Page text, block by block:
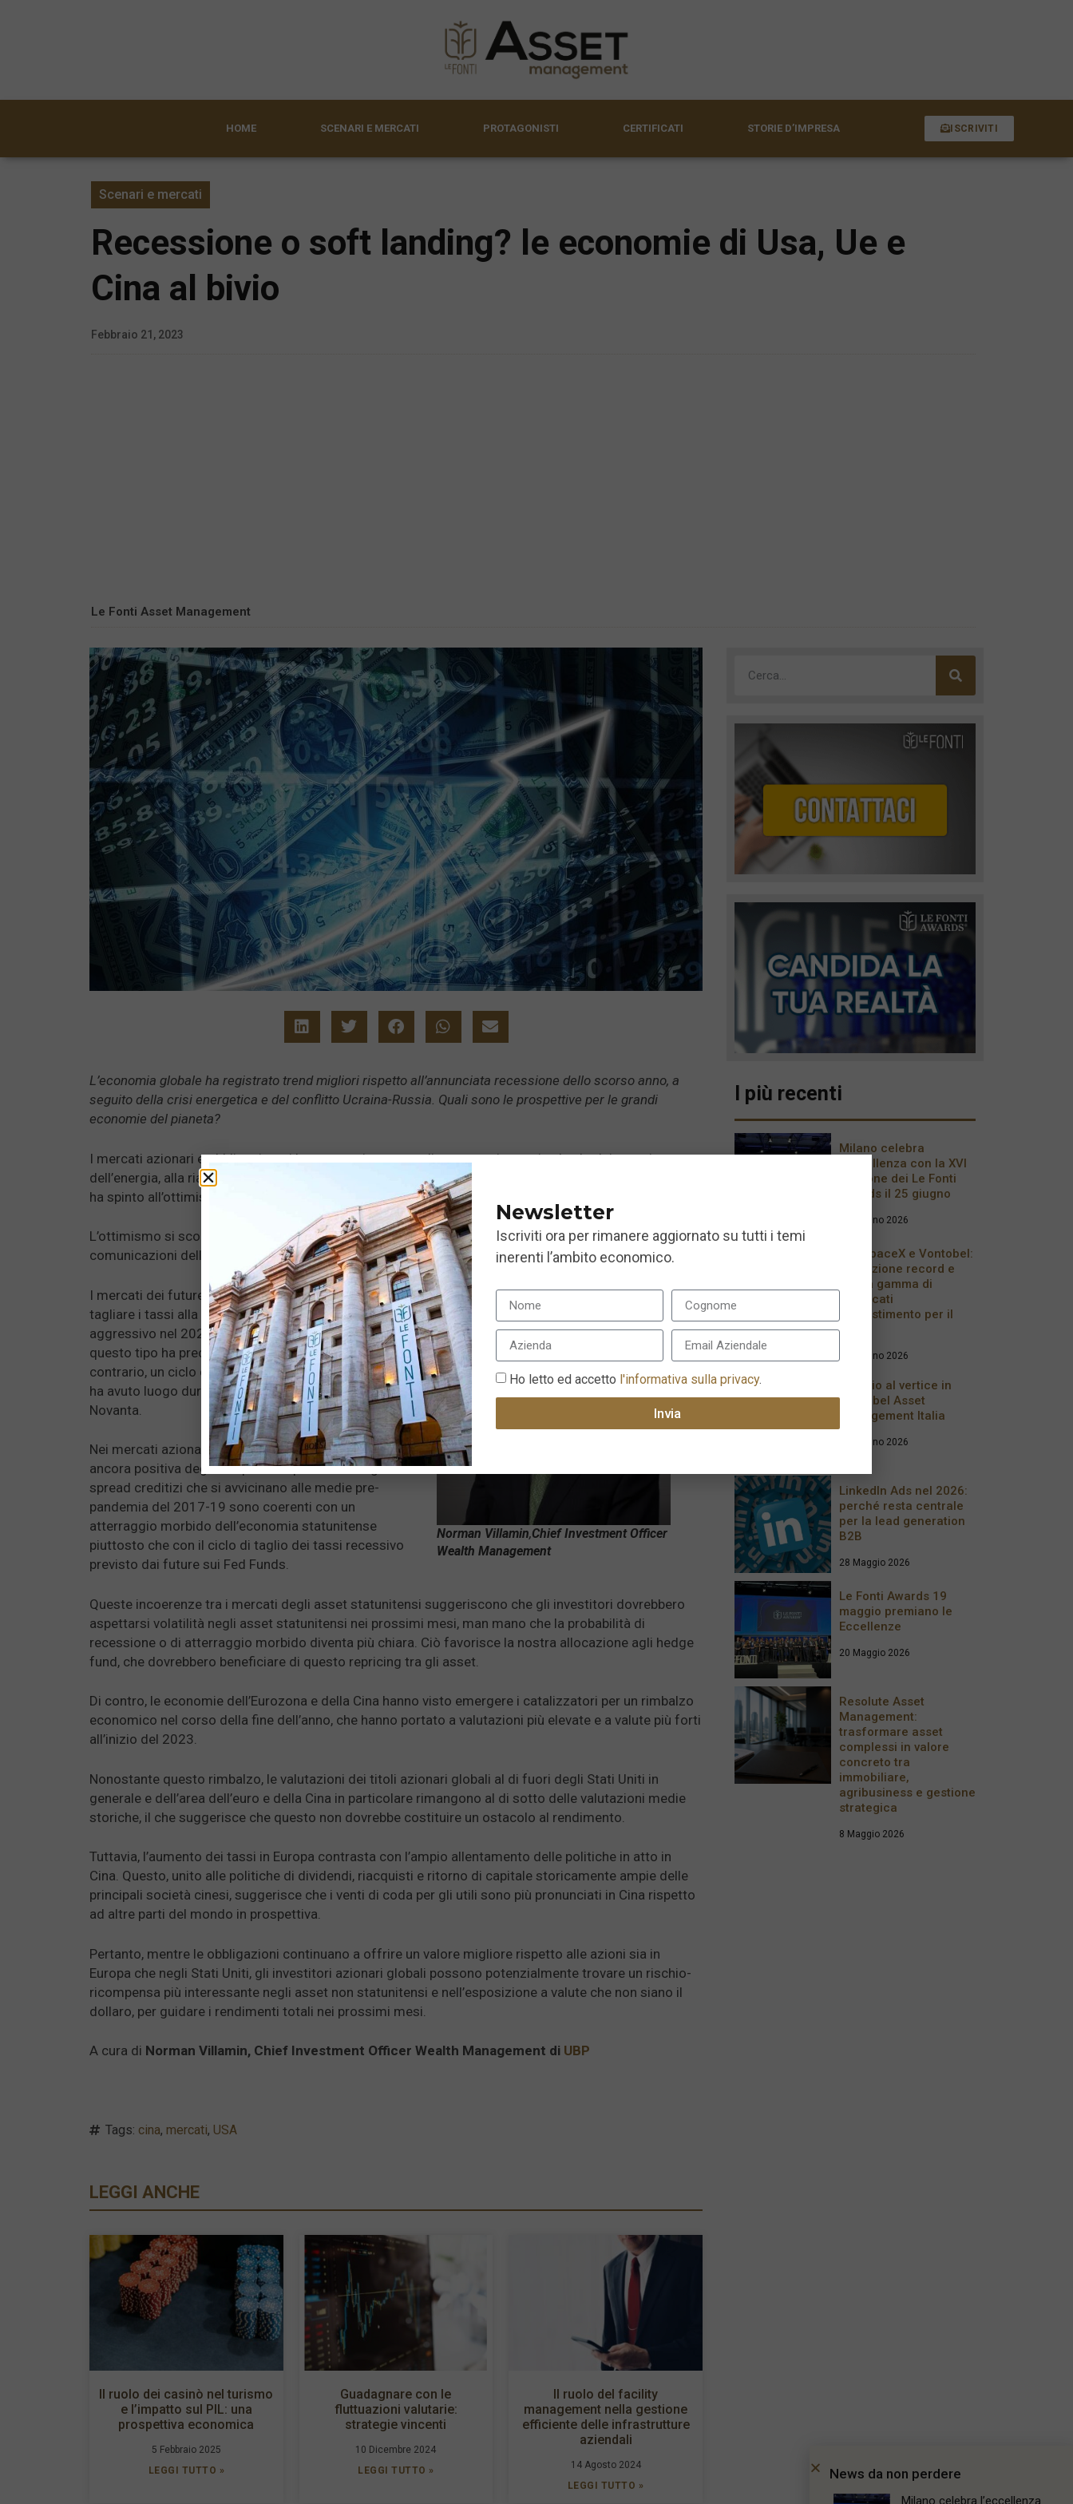
HOME SCENARI E MERCATI PROTAGONISTI CERTIFICATI STORIE D’IMPRESA ISCRIVITI
Scenari e mercati
Recessione o soft landing? le economie di Usa, Ue e
Cina al bivio
Febbraio 21, 2023
Le Fonti Asset Management
L’economia globale ha registrato trend migliori rispetto all’annunciata recessione dello scorso anno, a
seguito della crisi energetica e del conflitto Ucraina-Russia. Quali sono le prospettive per le grandi
economie del pianeta?
I mercati azionari e obbligazionari hanno continuato a salire a gennaio grazie al calo dei prezzi
dell’energia, alla riapertura della Cina e alla speranza di un futuro taglio dei tassi da parte della Fed, che
ha spinto all’ottimismo tutte le asset class.
L’ottimismo si scontra con la crescente divergenza tra le aspettative implicite neimercati, le
comunicazioni della Fed e l’evoluzione dei fondamentali, in particolare negli Stati Uniti.
Norman Villamin,Chief Investment Officer
Wealth Management
I mercati dei futures suggeriscono che la Fed inizierà a
tagliare i tassi alla fine del 2023 e in modo più
aggressivo nel 2024. Un ciclo di tagli dei tassi di
questo tipo ha preceduto ogni recessione dal 1990. Al
contrario, un ciclo di tagli dei tassi molto più modesto
ha avuto luogo durante gli atterraggi morbidi degli anni
Novanta.
Nei mercati azionari e creditizi statunitensi, la crescita
ancora positiva degli utili prevista per il 2023 e gli
spread creditizi che si avvicinano alle medie pre-
pandemia del 2017-19 sono coerenti con un
atterraggio morbido dell’economia statunitense
piuttosto che con il ciclo di taglio dei tassi recessivo
previsto dai future sui Fed Funds.
Queste incoerenze tra i mercati degli asset statunitensi suggeriscono che gli investitori dovrebbero
aspettarsi volatilità negli asset statunitensi nei prossimi mesi, man mano che la probabilità di
recessione o di atterraggio morbido diventa più chiara. Ciò favorisce la nostra allocazione agli hedge
fund, che dovrebbero beneficiare di questo repricing tra gli asset.
Di contro, le economie dell’Eurozona e della Cina hanno visto emergere i catalizzatori per un rimbalzo
economico nel corso della fine dell’anno, che hanno portato a valutazioni più elevate e a valute più forti
all’inizio del 2023.
Nonostante questo rimbalzo, le valutazioni dei titoli azionari globali al di fuori degli Stati Uniti in
generale e dell’area dell’euro e della Cina in particolare rimangono al di sotto delle valutazioni medie
storiche, il che suggerisce che questo non dovrebbe costituire un ostacolo al rendimento.
Tuttavia, l’aumento dei tassi in Europa contrasta con l’ampio allentamento delle politiche in atto in
Cina. Questo, unito alle politiche di dividendi, riacquisti e ritorno di capitale storicamente ampie delle
principali società cinesi, suggerisce che i venti di coda per gli utili sono più pronunciati in Cina rispetto
ad altre parti del mondo in prospettiva.
Pertanto, mentre le obbligazioni continuano a offrire un valore migliore rispetto alle azioni sia in
Europa che negli Stati Uniti, gli investitori azionari globali possono potenzialmente trovare un rischio-
ricompensa più interessante negli asset non statunitensi e nell’esposizione a valute che non siano il
dollaro, per guidare i rendimenti totali nei prossimi mesi.
A cura di Norman Villamin, Chief Investment Officer Wealth Management di UBP
Tags: cina, mercati, USA
LEGGI ANCHE
Il ruolo dei casinò nel turismo
e l’impatto sul PIL: una
prospettiva economica
5 Febbraio 2025
LEGGI TUTTO »
Guadagnare con le
fluttuazioni valutarie:
strategie vincenti
10 Dicembre 2024
LEGGI TUTTO »
Il ruolo del facility
management nella gestione
efficiente delle infrastrutture
aziendali
14 Agosto 2024
LEGGI TUTTO »
I più recenti
Milano celebra
l’eccellenza con la XVI
edizione dei Le Fonti
Awards il 25 giugno
26 Giugno 2026
IPO SpaceX e Vontobel:
quotazione record e
nuova gamma di
certificati
d’investimento per il
2026
17 Giugno 2026
Cambio al vertice in
Vontobel Asset
Management Italia
17 Giugno 2026
LinkedIn Ads nel 2026:
perché resta centrale
per la lead generation
B2B
28 Maggio 2026
Le Fonti Awards 19
maggio premiano le
Eccellenze
20 Maggio 2026
Resolute Asset
Management:
trasformare asset
complessi in valore
concreto tra
immobiliare,
agribusiness e gestione
strategica
8 Maggio 2026
News da non perdere
Milano celebra l’eccellenza
Newsletter
Iscriviti ora per rimanere aggiornato su tutti i temi
inerenti l’ambito economico.
Ho letto ed accetto l'informativa sulla privacy.
Invia